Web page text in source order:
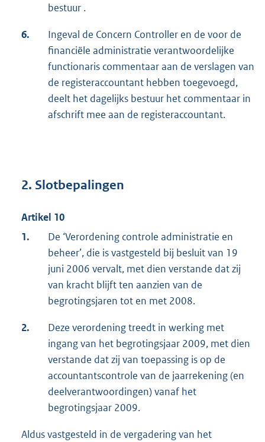
bestuur .
6.
Ingeval de Concern Controller en de voor de
financiële administratie verantwoordelijke
functionaris commentaar aan de verslagen van
de registeraccountant hebben toegevoegd,
deelt het dagelijks bestuur het commentaar in
afschrift mee aan de registeraccountant.
2. Slotbepalingen
Artikel 10
1.
De ‘Verordening controle administratie en
beheer’, die is vastgesteld bij besluit van 19
juni 2006 vervalt, met dien verstande dat zij
van kracht blijft ten aanzien van de
begrotingsjaren tot en met 2008.
2.
Deze verordening treedt in werking met
ingang van het begrotingsjaar 2009, met dien
verstande dat zij van toepassing is op de
accountantscontrole van de jaarrekening (en
deelverantwoordingen) vanaf het
begrotingsjaar 2009.
Aldus vastgesteld in de vergadering van het